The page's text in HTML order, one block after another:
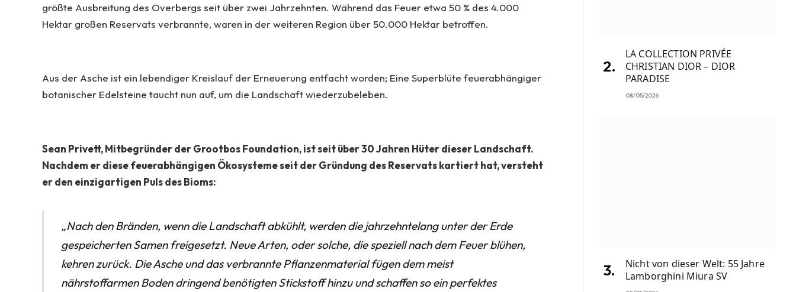
größte Ausbreitung des Overbergs seit über zwei Jahrzehnten. Während das Feuer etwa 50 % des 4.000
Hektar großen Reservats verbrannte, waren in der weiteren Region über 50.000 Hektar betroffen.
Aus der Asche ist ein lebendiger Kreislauf der Erneuerung entfacht worden; Eine Superblüte feuerabhängiger
botanischer Edelsteine taucht nun auf, um die Landschaft wiederzubeleben.
Sean Privett, Mitbegründer der Grootbos Foundation, ist seit über 30 Jahren Hüter dieser Landschaft.
Nachdem er diese feuerabhängigen Ökosysteme seit der Gründung des Reservats kartiert hat, versteht
er den einzigartigen Puls des Bioms:
„Nach den Bränden, wenn die Landschaft abkühlt, werden die jahrzehntelang unter der Erde
gespeicherten Samen freigesetzt. Neue Arten, oder solche, die speziell nach dem Feuer blühen,
kehren zurück. Die Asche und das verbrannte Pflanzenmaterial fügen dem meist
nährstoffarmen Boden dringend benötigten Stickstoff hinzu und schaffen so ein perfektes
LA COLLECTION PRIVÉE
CHRISTIAN DIOR – DIOR
PARADISE
08/05/2026
Nicht von dieser Welt: 55 Jahre
Lamborghini Miura SV